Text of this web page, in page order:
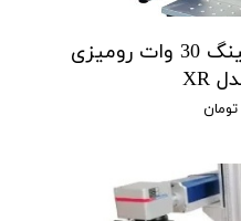
دستگاه لیزر حکاکی مارکینگ 30 وات رومیزی